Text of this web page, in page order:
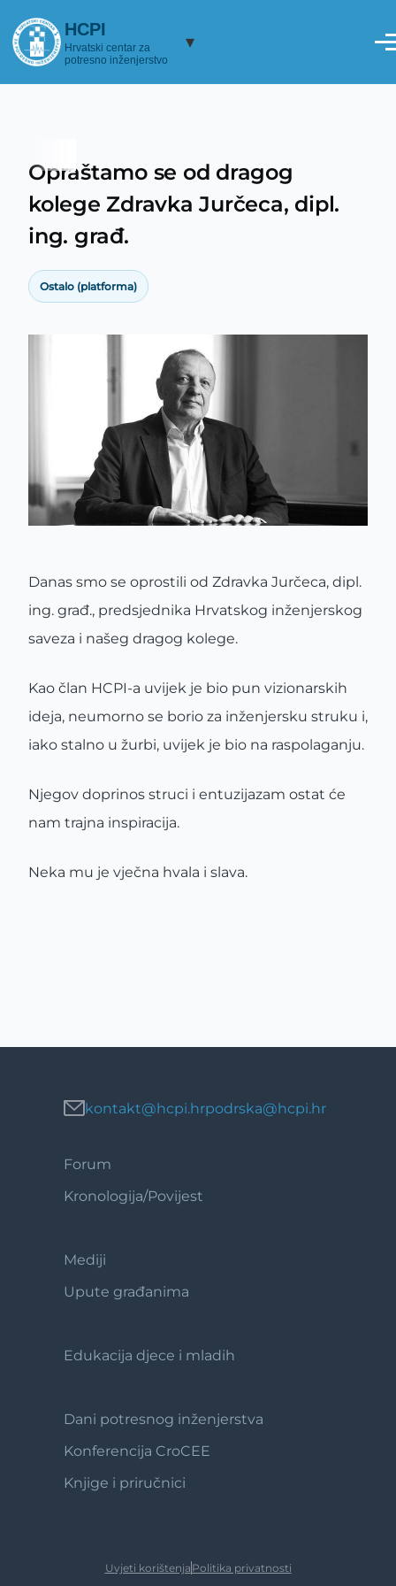
HCPI
Hrvatski centar za
potresno inženjerstvo
▾
Breadcrumb
Opraštamo se od dragog
kolege Zdravka Jurčeca, dipl.
ing. građ.
Ostalo (platforma)
Danas smo se oprostili od Zdravka Jurčeca, dipl.
ing. građ., predsjednika Hrvatskog inženjerskog
saveza i našeg dragog kolege.
Kao član HCPI-a uvijek je bio pun vizionarskih
ideja, neumorno se borio za inženjersku struku i,
iako stalno u žurbi, uvijek je bio na raspolaganju.
Njegov doprinos struci i entuzijazam ostat će
nam trajna inspiracija.
Neka mu je vječna hvala i slava.
kontakt@hcpi.hrpodrska@hcpi.hr
Footer
Forum
Kronologija/Povijest
Footer
Mediji
Upute građanima
Footer
Edukacija djece i mladih
Footer
Dani potresnog inženjerstva
Konferencija CroCEE
Knjige i priručnici
Uvjeti korištenja Politika privatnosti